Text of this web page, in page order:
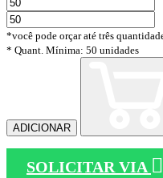
*você pode orçar até três
* Quant. Mínima: 50 unidades
ADICIONAR
SOLICITAR VIA